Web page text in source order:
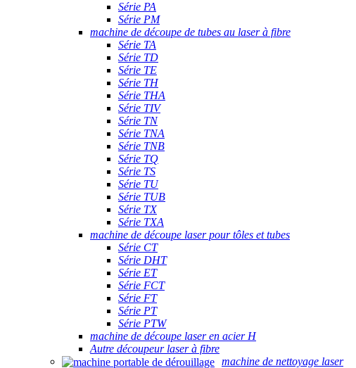
Série PA
Série PM
machine de découpe de tubes au laser à fibre
Série TA
Série TD
Série TE
Série TH
Série THA
Série TIV
Série TN
Série TNA
Série TNB
Série TQ
Série TS
Série TU
Série TUB
Série TX
Série TXA
machine de découpe laser pour tôles et tubes
Série CT
Série DHT
Série ET
Série FCT
Série FT
Série PT
Série PTW
machine de découpe laser en acier H
Autre découpeur laser à fibre
machine de nettoyage laser